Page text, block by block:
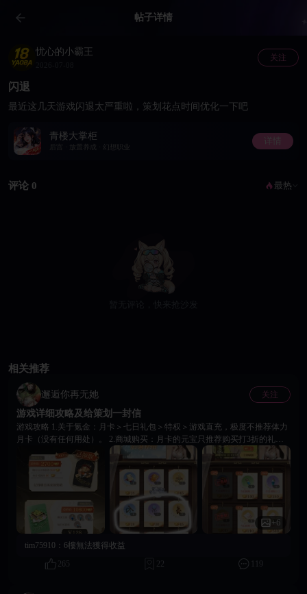
帖子详情
忧心的小霸王
关注
闪退
最近这几天游戏闪退太严重啦，策划花点时间优化一下吧
青楼大掌柜
后宫 · 放置养成 · 幻想职业
详情
评论 0 最热
相关推荐
邂逅你再无她 关注
游戏详细攻略及给策划一封信
游戏攻略 1.关于氪金：月卡＞七日礼包＞特权＞游戏直充，极度不推荐体力
月卡（没有任何用处）。 2.商城购买：月卡的元宝只推荐购买打3折的礼物
（且提升乐艺的优先），香帕和一天银币五折也可以拿下，其余不推荐。元
宝优先购买礼物，其次香帕。 3.银币获取及花费优先级：如果是不经常上号
的玩家，那么直接按照建筑顺序解锁花费银币就好（速度贼慢，只有掌柜收
益，不推荐）。如果是有空挂机的玩家，银币花费优先级：服务菜单（所有
橙色菜单都要解锁一级）＞服务员（懒人党福音）＞角色技能（按照角色稀
有度来升，这影响招待客人的次数）。获取银币的速度大概是柜台的30-60
倍。 4.抽奖：不推荐氪金抽奖，和小编一样想解锁角色(｡♡‿♡｡)的除外的。
制，所以最稀缺，其余无所谓。其余优先把所有角色提升至2级，获得20元
宝。尹心月和花小蓉优先升五级，因为她们的动画是动态的，我解锁的其余
+6
tim75910： 6樓無法獲得收益
265
22 119